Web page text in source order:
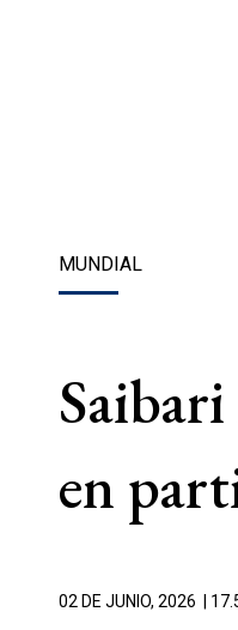
MUNDIAL
en
02 DE JUNIO, 2026 |